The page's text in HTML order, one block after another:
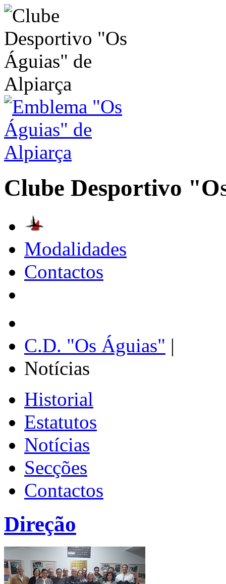
Clube Desportivo
Modalidades
Contactos
C.D. "Os Águias" |
Notícias
Historial
Estatutos
Notícias
Secções
Contactos
Direção